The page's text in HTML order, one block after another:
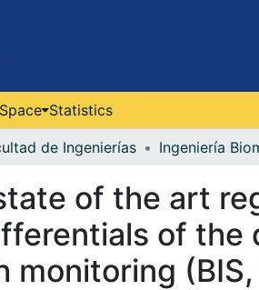
Statistics
de Ingenierías Ingeniería
of the art
of
(BIS,